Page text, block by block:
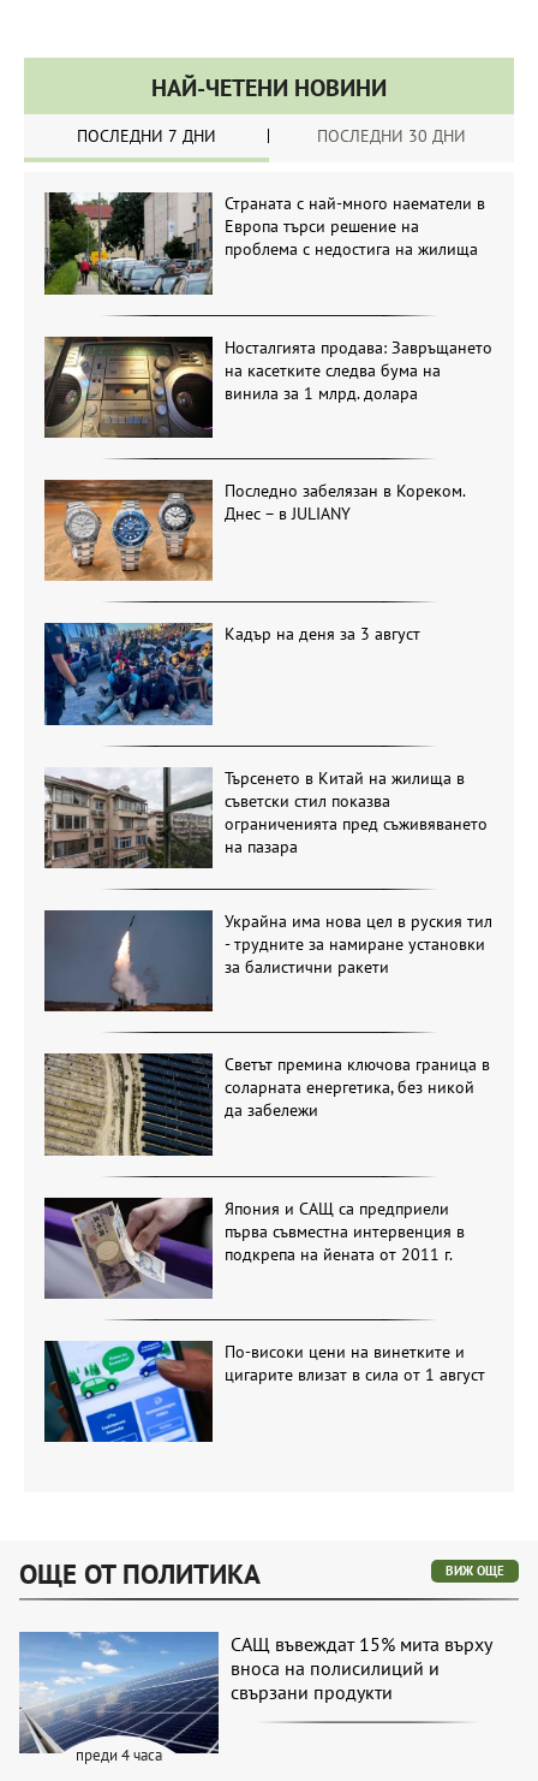
НАЙ-ЧЕТЕНИ НОВИНИ
ПОСЛЕДНИ 7 ДНИ ПОСЛЕДНИ 30 ДНИ
Страната с най-много наематели в
Европа търси решение на
проблема с недостига на жилища
Носталгията продава: Завръщането
на касетките следва бума на
винила за 1 млрд. долара
Последно забелязан в Кореком.
Днес – в JULIANY
Кадър на деня за 3 август
Търсенето в Китай на жилища в
съветски стил показва
ограниченията пред съживяването
на пазара
Украйна има нова цел в руския тил
- трудните за намиране установки
за балистични ракети
Светът премина ключова граница в
соларната енергетика, без никой
да забележи
Япония и САЩ са предприели
първа съвместна интервенция в
подкрепа на йената от 2011 г.
По-високи цени на винетките и
цигарите влизат в сила от 1 август
ОЩЕ ОТ ПОЛИТИКА ВИЖ ОЩЕ
преди 4 часа
САЩ въвеждат 15% мита върху
вноса на полисилиций и
свързани продукти